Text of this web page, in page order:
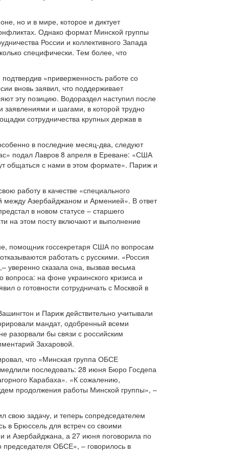
но и в мире, которое и диктует
Однако формат Минской группы
России и коллективного Запада
специфически. Тем более, что
«приверженность работе со
вновь заявил, что поддерживает
эту позицию. Водораздел наступил после
и шагами, в которой трудно
сотрудничества крупных держав в
в последние месяц-два, следуют
подал Лавров 8 апреля в Ереване: «США
общаться с нами в этом формате». Париж и
работу в качестве «специального
между Азербайджаном и Арменией». В ответ
в новом статусе – старшего
на этом посту включают и выполнение
помощник госсекретаря США по вопросам
работать с русскими. «Россия
сказала она, вызвав весьма
на фоне украинского кризиса и
о готовности сотрудничать с Москвой в
и Париж действительно учитывали
мандат, одобренный всеми
разорвали бы связи с российским
Захаровой.
что «Минская группа ОБСЕ
последовать: 28 июня Бюро Госдепа
Карабаха». «К сожалению,
продолжения работы Минской группы», –
задачу, и теперь сопредседателем
в Брюссель для встреч со своими
и Азербайджана, а 27 июня поговорила по
ОБСЕ», – говорилось в